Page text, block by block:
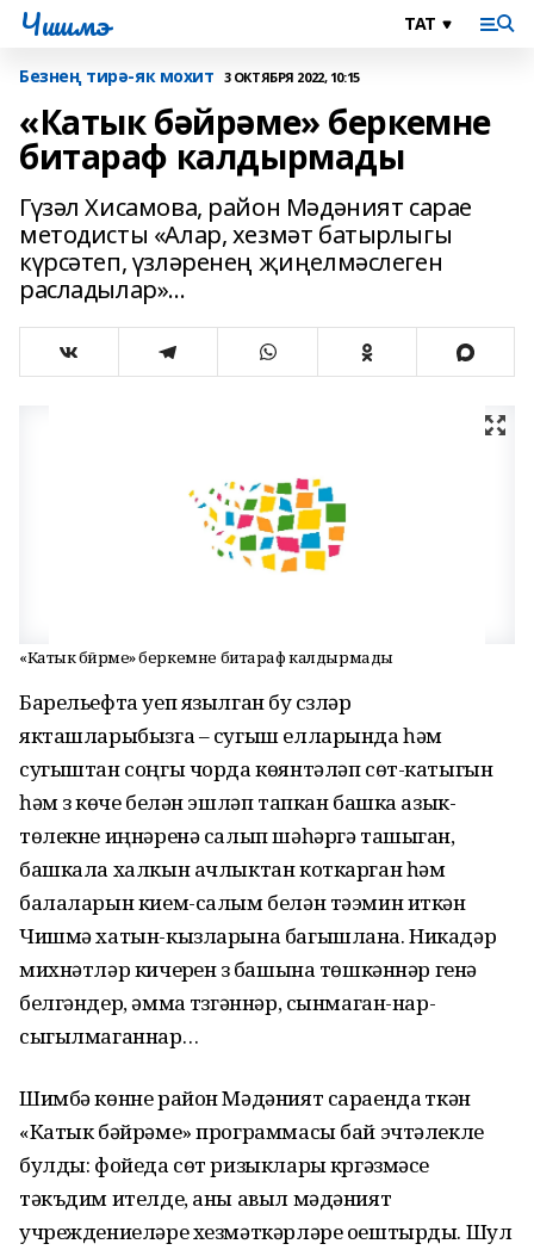
Чишмэ
Безнең тирә-як мохит 3 ОКТЯБРЯ 2022, 10:15
«Катык бәйрәме» беркемне
битараф калдырмады
Гүзәл Хисамова, район Мәдәният сарае
методисты «Алар, хезмәт батырлыгы
күрсәтеп, үзләренең җиңелмәслеген
расладылар»...
«Катык бәйрәме» беркемне битараф калдырмады
Барельефта уеп язылган бу сүзләр
якташларыбызга – сугыш елларында һәм
сугыштан соңгы чорда көянтәләп сөт-катыгын
һәм үз көче белән эшләп тапкан башка азык-
төлекне иңнәренә салып шәһәргә ташыган,
башкала халкын ачлыктан коткарган һәм
балаларын кием-салым белән тәэмин иткән
Чишмә хатын-кызларына багышлана. Никадәр
михнәтләр кичерүен үз башына төшкәннәр генә
белгәндер, әмма түзгәннәр, сынмаган-нар-
сыгылмаганнар…
Шимбә көнне район Мәдәният сараенда үткән
«Катык бәйрәме» программасы бай эчтәлекле
булды: фойеда сөт ризыклары күргәзмәсе
тәкъдим ителде, аны авыл мәдәният
учреждениеләре хезмәткәрләре оештырды. Шул